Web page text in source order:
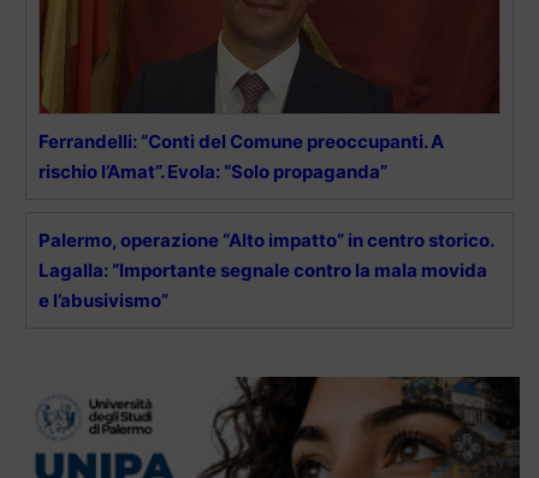
Ferrandelli: “Conti del Comune preoccupanti. A
rischio l’Amat”. Evola: “Solo propaganda”
Palermo, operazione “Alto impatto” in centro storico.
Lagalla: “Importante segnale contro la mala movida
e l’abusivismo”